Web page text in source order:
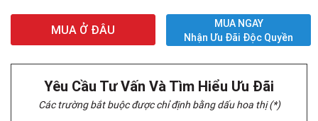
MUA Ở ĐÂU
MUA NGAY
Nhận Ưu Đãi Độc Quyền
Yêu Cầu Tư Vấn Và Tìm Hiểu Ưu Đãi
Các trường bắt buộc được chỉ định bằng dấu hoa thị (*)